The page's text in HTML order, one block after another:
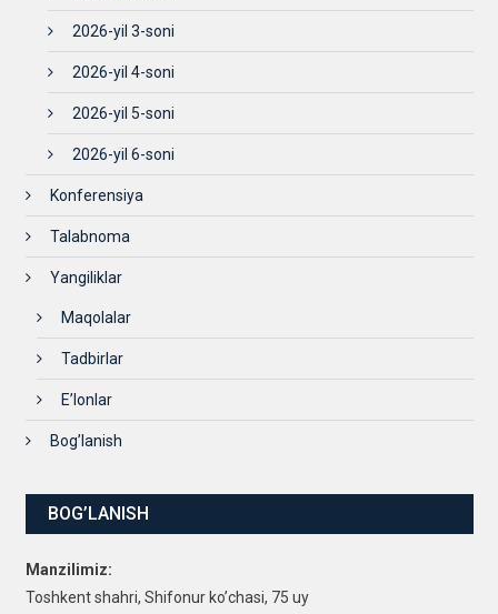
2026-yil 3-soni
2026-yil 4-soni
2026-yil 5-soni
2026-yil 6-soni
Konferensiya
Talabnoma
Yangiliklar
Maqolalar
Tadbirlar
E’lonlar
Bog’lanish
BOG’LANISH
Manzilimiz:
Toshkent shahri, Shifonur ko’chasi, 75 uy